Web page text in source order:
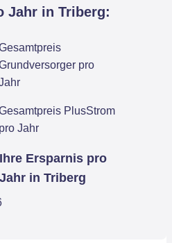
Jahr in Triberg:
pro
PlusStrom
pro Jahr
Ihre Ersparnis pro
Jahr in Triberg